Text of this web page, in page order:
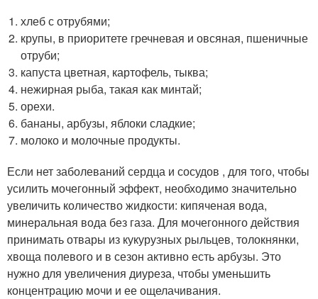
хлеб с отрубями;
крупы, в приоритете гречневая и овсяная, пшеничные
отруби;
капуста цветная, картофель, тыква;
нежирная рыба, такая как минтай;
орехи.
бананы, арбузы, яблоки сладкие;
молоко и молочные продукты.
Если нет заболеваний сердца и сосудов , для того, чтобы
усилить мочегонный эффект, необходимо значительно
увеличить количество жидкости: кипяченая вода,
минеральная вода без газа. Для мочегонного действия
принимать отвары из кукурузных рыльцев, толокнянки,
хвоща полевого и в сезон активно есть арбузы. Это
нужно для увеличения диуреза, чтобы уменьшить
концентрацию мочи и ее ощелачивания.